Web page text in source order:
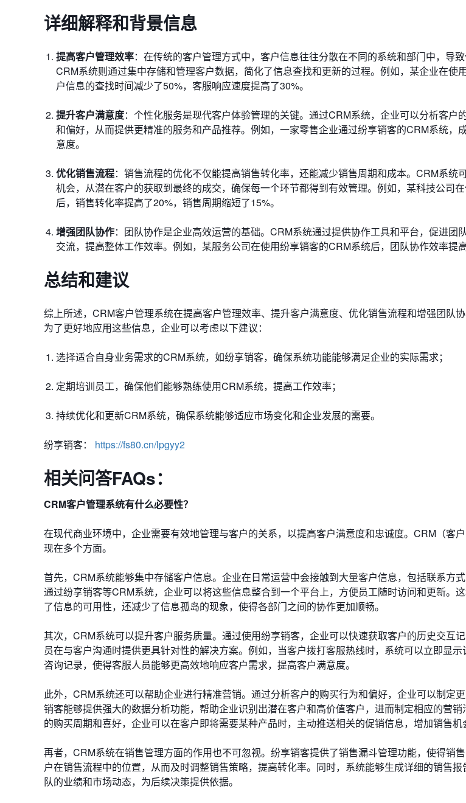
详细解释和背景信息
提高客户管理效率：在传统的客户管理方式中，客户信息往往分散在不同的系统和部门中，导
CRM系统则通过集中存储和管理客户数据，简化了信息查找和更新的过程。例如，某企业在使
户信息的查找时间减少了50%，客服响应速度提高了30%。
提升客户满意度：个性化服务是现代客户体验管理的关键。通过CRM系统，企业可以分析客户
和偏好，从而提供更精准的服务和产品推荐。例如，一家零售企业通过纷享销客的CRM系统，
意度。
优化销售流程：销售流程的优化不仅能提高销售转化率，还能减少销售周期和成本。CRM系统
机会，从潜在客户的获取到最终的成交，确保每一个环节都得到有效管理。例如，某科技公司
后，销售转化率提高了20%，销售周期缩短了15%。
增强团队协作：团队协作是企业高效运营的基础。CRM系统通过提供协作工具和平台，促进团
交流，提高整体工作效率。例如，某服务公司在使用纷享销客的CRM系统后，团队协作效率提高
总结和建议
综上所述，CRM客户管理系统在提高客户管理效率、提升客户满意度、优化销售流程和增强团队协
为了更好地应用这些信息，企业可以考虑以下建议：
选择适合自身业务需求的CRM系统，如纷享销客，确保系统功能能够满足企业的实际需求；
定期培训员工，确保他们能够熟练使用CRM系统，提高工作效率；
持续优化和更新CRM系统，确保系统能够适应市场变化和企业发展的需要。
纷享销客： https://fs80.cn/lpgyy2
相关问答FAQs：
CRM客户管理系统有什么必要性？
在现代商业环境中，企业需要有效地管理与客户的关系，以提高客户满意度和忠诚度。CRM（客
现在多个方面。
首先，CRM系统能够集中存储客户信息。企业在日常运营中会接触到大量客户信息，包括联系方式
通过纷享销客等CRM系统，企业可以将这些信息整合到一个平台上，方便员工随时访问和更新。
了信息的可用性，还减少了信息孤岛的现象，使得各部门之间的协作更加顺畅。
其次，CRM系统可以提升客户服务质量。通过使用纷享销客，企业可以快速获取客户的历史交互
员在与客户沟通时提供更具针对性的解决方案。例如，当客户拨打客服热线时，系统可以立即显
咨询记录，使得客服人员能够更高效地响应客户需求，提高客户满意度。
此外，CRM系统还可以帮助企业进行精准营销。通过分析客户的购买行为和偏好，企业可以制定
销客能够提供强大的数据分析功能，帮助企业识别出潜在客户和高价值客户，进而制定相应的营
的购买周期和喜好，企业可以在客户即将需要某种产品时，主动推送相关的促销信息，增加销售机
再者，CRM系统在销售管理方面的作用也不可忽视。纷享销客提供了销售漏斗管理功能，使得销
户在销售流程中的位置，从而及时调整销售策略，提高转化率。同时，系统能够生成详细的销售
队的业绩和市场动态，为后续决策提供依据。